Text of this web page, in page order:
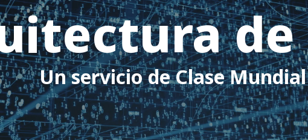
de
Un serviciode Clase Mundial